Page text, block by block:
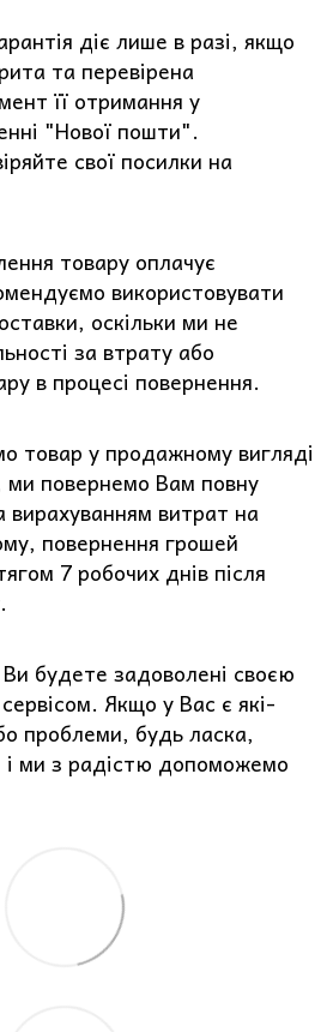
діє лише в разі, якщо
та перевірена
її отримання у
"Нової пошти".
свої посилки на
товару оплачує
використовувати
оскільки ми не
за втрату або
в процесі повернення.
товар у продажному вигляді
ми повернемо Вам повну
вирахуванням витрат на
повернення грошей
7 робочих днів після
будете задоволені своєю
Якщо у Вас є які-
проблеми, будь ласка,
і ми з радістю допоможемо